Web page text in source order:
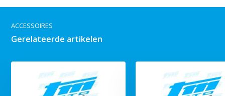
ACCESSOIRES
Gerelateerde artikelen